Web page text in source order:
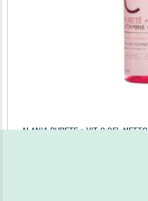
ALANIA PURETE + VIT C GEL